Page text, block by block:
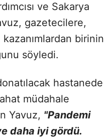
ve Sakarya
gazetecilere,
birinin
söyledi.
hastanede
müdahale
Yavuz, "Pandemi
daha iyi gördü.